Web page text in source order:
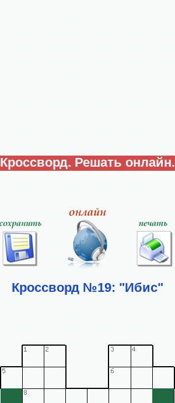
Кроссворд. Решать онлайн.
Кроссворд №19: "Ибис"